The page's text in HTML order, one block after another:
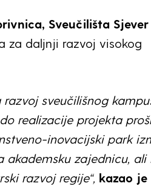
Sveučilišta
za daljnji razvoj visokog
sveučilišnog
realizacije projekta
inovacijski park
akademsku zajednicu, ali
razvoj regije“, kazao je